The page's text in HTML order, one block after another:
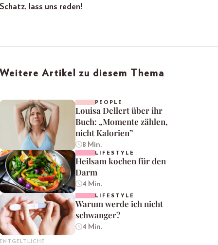
Schatz, lass uns reden!
Weitere Artikel zu diesem Thema
PEOPLE
Louisa Dellert über ihr
Buch: „Momente zählen,
nicht Kalorien”
8 Min.
LIFESTYLE
Heilsam kochen für den
Darm
4 Min.
ENTGELTLICHE
LIFESTYLE
Warum werde ich nicht
schwanger?
4 Min.